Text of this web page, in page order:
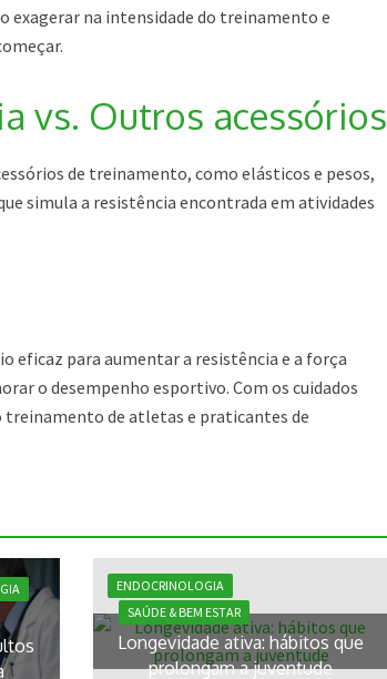
exagerar na intensidade do treinamento e
vs. Outros acessórios
de treinamento, como elásticos e pesos,
simula a resistência encontrada em atividades
eficaz para aumentar a resistência e a força
o desempenho esportivo. Com os cuidados
treinamento de atletas e praticantes de
ENDOCRINOLOGIA
SAÚDE & BEM ESTAR
Longevidade ativa: hábitos que
prolongam a juventude